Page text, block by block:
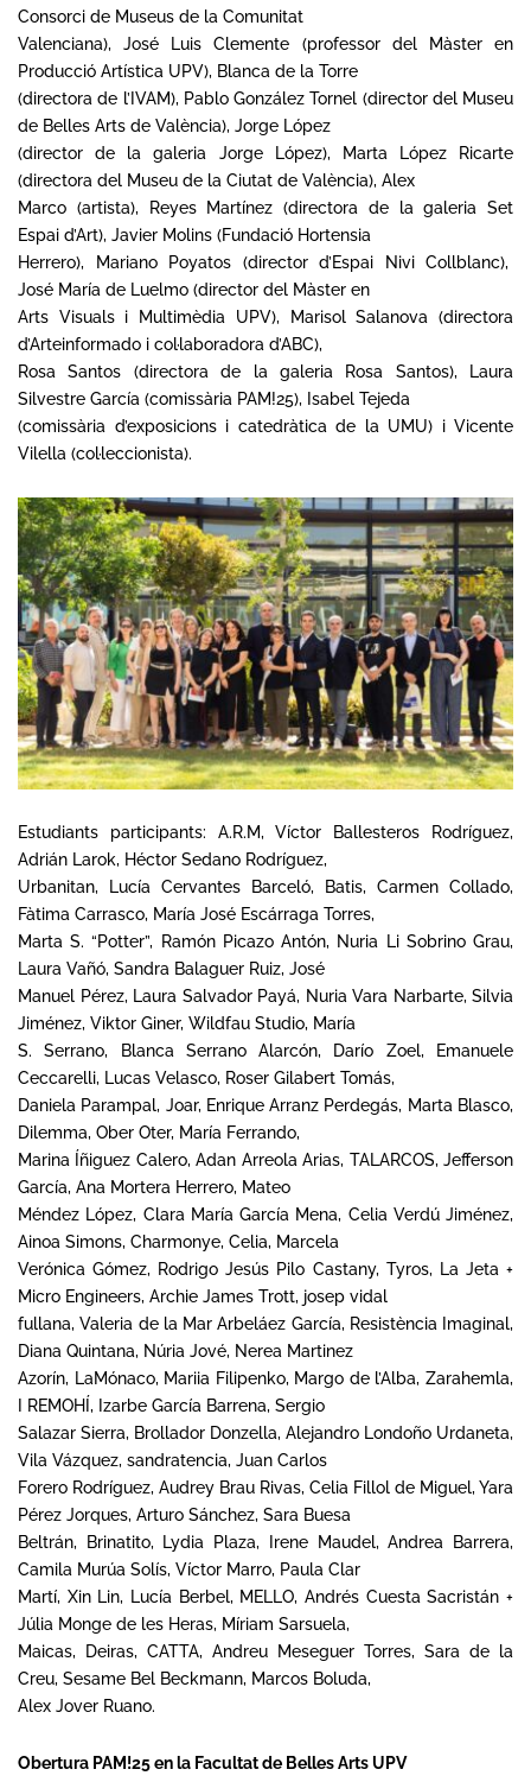
Consorci de Museus de la Comunitat
Valenciana), José Luis Clemente (professor del Màster en
Producció Artística UPV), Blanca de la Torre
(directora de l’IVAM), Pablo González Tornel (director del Museu
de Belles Arts de València), Jorge López
(director de la galeria Jorge López), Marta López Ricarte
(directora del Museu de la Ciutat de València), Alex
Marco (artista), Reyes Martínez (directora de la galeria Set
Espai d’Art), Javier Molins (Fundació Hortensia
Herrero), Mariano Poyatos (director d’Espai Nivi Collblanc),
José María de Luelmo (director del Màster en
Arts Visuals i Multimèdia UPV), Marisol Salanova (directora
d’Arteinformado i col·laboradora d’ABC),
Rosa Santos (directora de la galeria Rosa Santos), Laura
Silvestre García (comissària PAM!25), Isabel Tejeda
(comissària d’exposicions i catedràtica de la UMU) i Vicente
Vilella (col·leccionista).
Estudiants participants: A.R.M, Víctor Ballesteros Rodríguez,
Adrián Larok, Héctor Sedano Rodríguez,
Urbanitan, Lucía Cervantes Barceló, Batis, Carmen Collado,
Fàtima Carrasco, María José Escárraga Torres,
Marta S. “Potter”, Ramón Picazo Antón, Nuria Li Sobrino Grau,
Laura Vañó, Sandra Balaguer Ruiz, José
Manuel Pérez, Laura Salvador Payá, Nuria Vara Narbarte, Silvia
Jiménez, Viktor Giner, Wildfau Studio, María
S. Serrano, Blanca Serrano Alarcón, Darío Zoel, Emanuele
Ceccarelli, Lucas Velasco, Roser Gilabert Tomás,
Daniela Parampal, Joar, Enrique Arranz Perdegás, Marta Blasco,
Dilemma, Ober Oter, María Ferrando,
Marina Íñiguez Calero, Adan Arreola Arias, TALARCOS, Jefferson
García, Ana Mortera Herrero, Mateo
Méndez López, Clara María García Mena, Celia Verdú Jiménez,
Ainoa Simons, Charmonye, Celia, Marcela
Verónica Gómez, Rodrigo Jesús Pilo Castany, Tyros, La Jeta +
Micro Engineers, Archie James Trott, josep vidal
fullana, Valeria de la Mar Arbeláez García, Resistència Imaginal,
Diana Quintana, Núria Jové, Nerea Martinez
Azorín, LaMónaco, Mariia Filipenko, Margo de l’Alba, Zarahemla,
I REMOHÍ, Izarbe García Barrena, Sergio
Salazar Sierra, Brollador Donzella, Alejandro Londoño Urdaneta,
Vila Vázquez, sandratencia, Juan Carlos
Forero Rodríguez, Audrey Brau Rivas, Celia Fillol de Miguel, Yara
Pérez Jorques, Arturo Sánchez, Sara Buesa
Beltrán, Brinatito, Lydia Plaza, Irene Maudel, Andrea Barrera,
Camila Murúa Solís, Víctor Marro, Paula Clar
Martí, Xin Lin, Lucía Berbel, MELLO, Andrés Cuesta Sacristán +
Júlia Monge de les Heras, Míriam Sarsuela,
Maicas, Deiras, CATTA, Andreu Meseguer Torres, Sara de la
Creu, Sesame Bel Beckmann, Marcos Boluda,
Alex Jover Ruano.
Obertura PAM!25 en la Facultat de Belles Arts UPV